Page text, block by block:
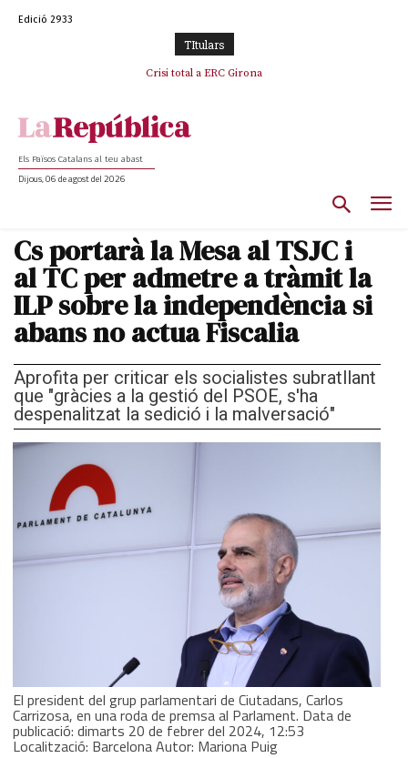
Edició 2933
TItulars
Crisi total a ERC Girona
Els Països Catalans al teu abast
Dijous, 06 de agost del 2026
Cs portarà la Mesa al TSJC i
al TC per admetre a tràmit la
ILP sobre la independència si
abans no actua Fiscalia
Aprofita per criticar els socialistes subratllant
que "gràcies a la gestió del PSOE, s'ha
despenalitzat la sedició i la malversació"
El president del grup parlamentari de Ciutadans, Carlos
Carrizosa, en una roda de premsa al Parlament. Data de
publicació: dimarts 20 de febrer del 2024, 12:53
Localització: Barcelona Autor: Mariona Puig